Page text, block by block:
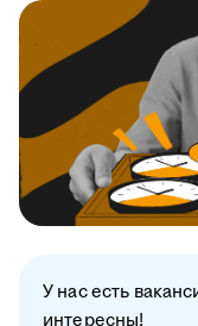
У нас есть
интересны!